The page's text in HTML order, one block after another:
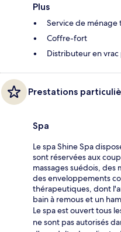
Plus
Service de ménage
Coffre-fort
Distributeur en
Prestations
Spa
Le spa Shine Spa
sont réservées aux
massages suédois, des
des enveloppements
thérapeutiques, dont
bain à remous et un
Le spa est ouvert tous
ne sont pas autorisés